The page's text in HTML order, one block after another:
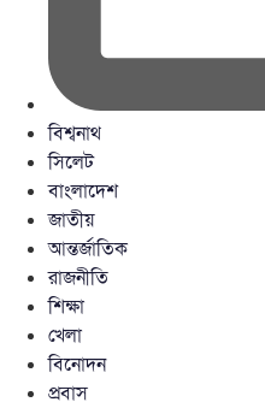
বিশ্বনাথ
সিলেট
বাংলাদেশ
জাতীয়
আন্তর্জাতিক
রাজনীতি
শিক্ষা
খেলা
বিনোদন
প্রবাস